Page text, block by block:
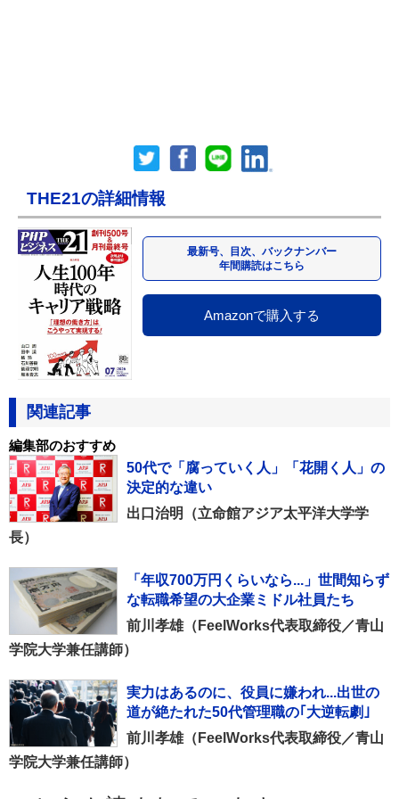
THE21の詳細情報
最新号、目次、バックナンバー
年間購読はこちら
Amazonで購入する
関連記事
編集部のおすすめ
50代で「腐っていく人」「花開く人」の
決定的な違い
出口治明（立命館アジア太平洋大学学
長）
「年収700万円くらいなら...」世間知らず
な転職希望の大企業ミドル社員たち
前川孝雄（FeelWorks代表取締役／青山
学院大学兼任講師）
実力はあるのに、役員に嫌われ...出世の
道が絶たれた50代管理職の｢大逆転劇｣
前川孝雄（FeelWorks代表取締役／青山
学院大学兼任講師）